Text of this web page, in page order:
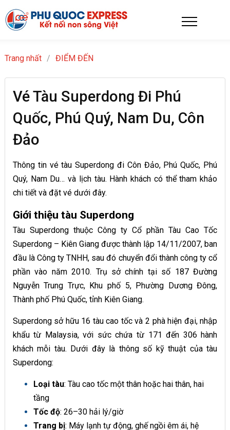
Trang nhất / ĐIỂM ĐẾN
Vé Tàu Superdong Đi Phú
Quốc, Phú Quý, Nam Du, Côn
Đảo
Thông tin vé tàu Superdong đi Côn Đảo, Phú Quốc, Phú
Quý, Nam Du… và lịch tàu. Hành khách có thể tham khảo
chi tiết và đặt vé dưới đây.
Giới thiệu tàu Superdong
Tàu Superdong thuộc Công ty Cổ phần Tàu Cao Tốc
Superdong – Kiên Giang được thành lập 14/11/2007, ban
đầu là Công ty TNHH, sau đó chuyển đổi thành công ty cổ
phần vào năm 2010. Trụ sở chính tại số 187 Đường
Nguyễn Trung Trực, Khu phố 5, Phường Dương Đông,
Thành phố Phú Quốc, tỉnh Kiên Giang.
Superdong sở hữu 16 tàu cao tốc và 2 phà hiện đại, nhập
khẩu từ Malaysia, với sức chứa từ 171 đến 306 hành
khách mỗi tàu. Dưới đây là thông số kỹ thuật của tàu
Superdong:
Loại tàu: Tàu cao tốc một thân hoặc hai thân, hai
tầng
Tốc độ: 26–30 hải lý/giờ
Trang bị: Máy lạnh tự động, ghế ngồi êm ái, hệ